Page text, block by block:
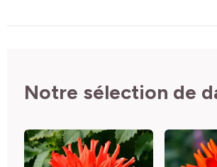
Notre sélection de